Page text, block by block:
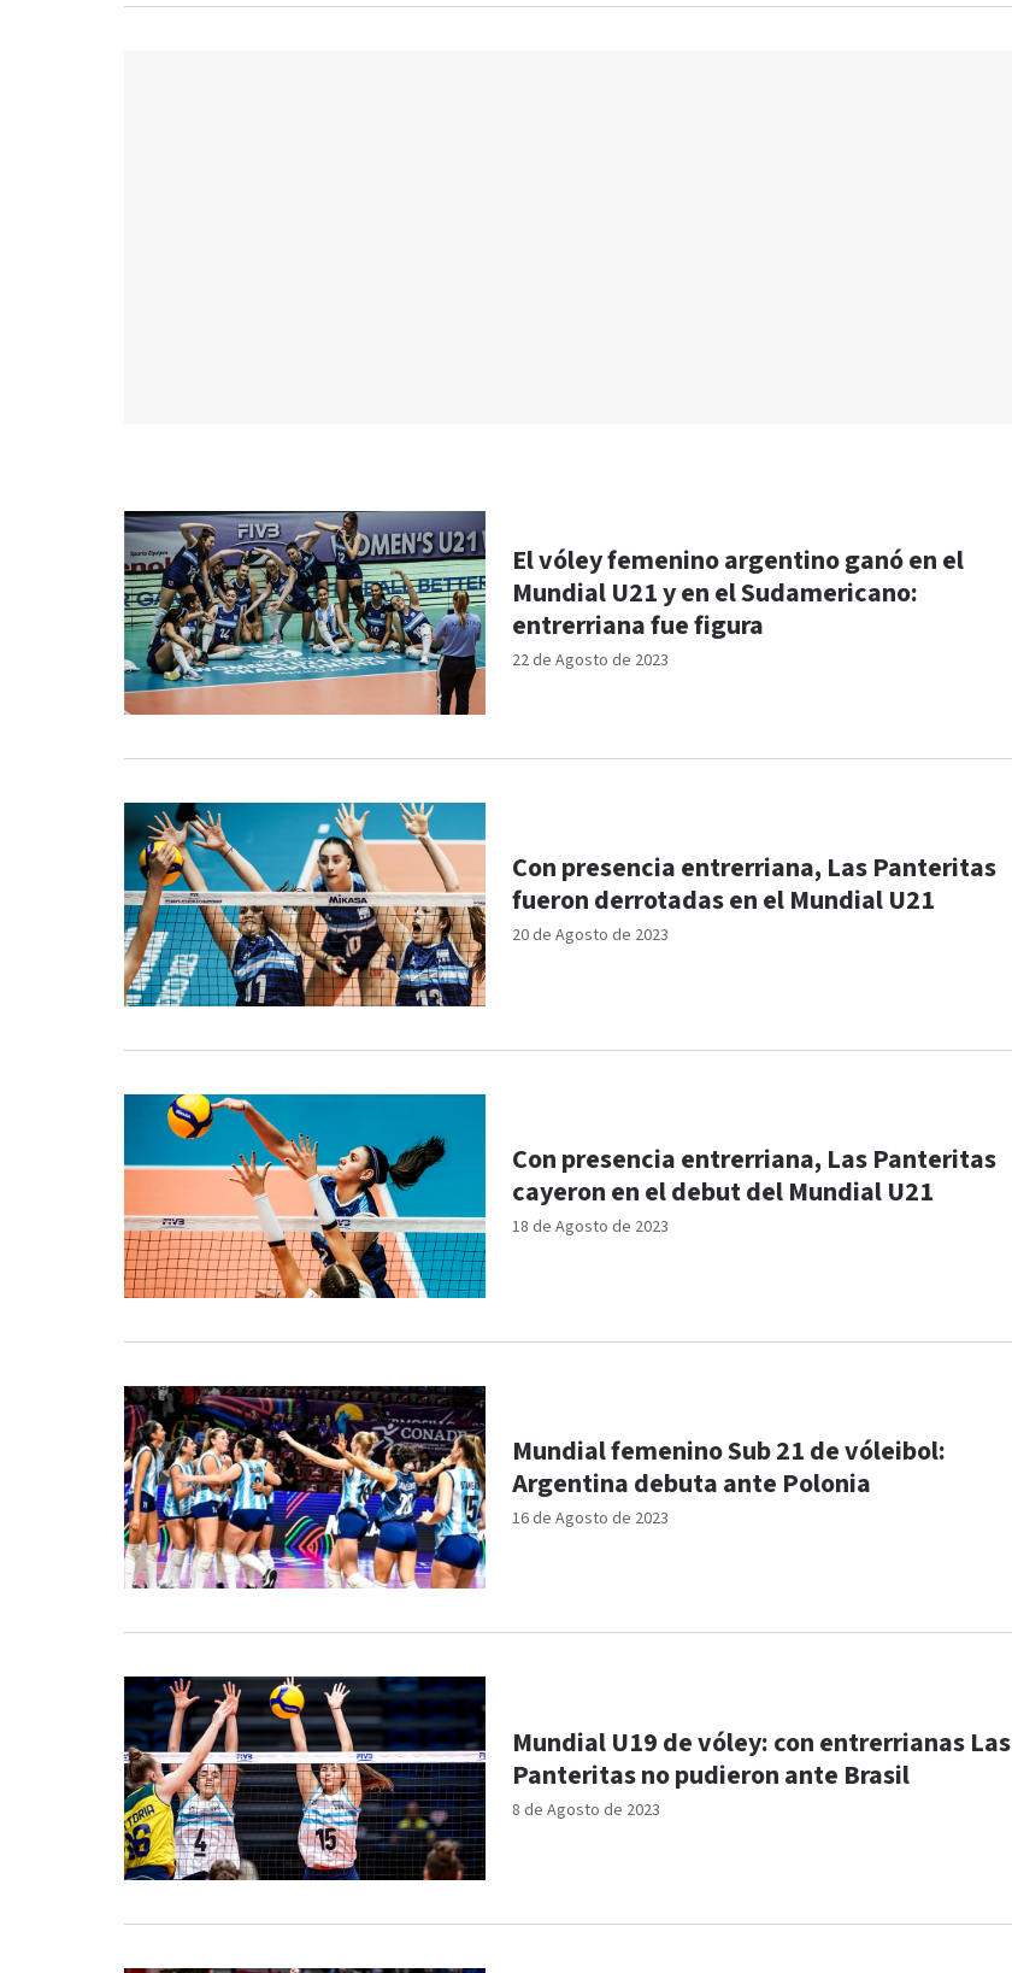
22 de Agosto de 2023
El vóley femenino argentino ganó en el
Mundial U21 y en el Sudamericano:
entrerriana fue figura
20 de Agosto de 2023
Con presencia entrerriana, Las Panteritas
fueron derrotadas en el Mundial U21
18 de Agosto de 2023
Con presencia entrerriana, Las Panteritas
cayeron en el debut del Mundial U21
16 de Agosto de 2023
Mundial femenino Sub 21 de vóleibol:
Argentina debuta ante Polonia
8 de Agosto de 2023
Mundial U19 de vóley: con entrerrianas Las
Panteritas no pudieron ante Brasil